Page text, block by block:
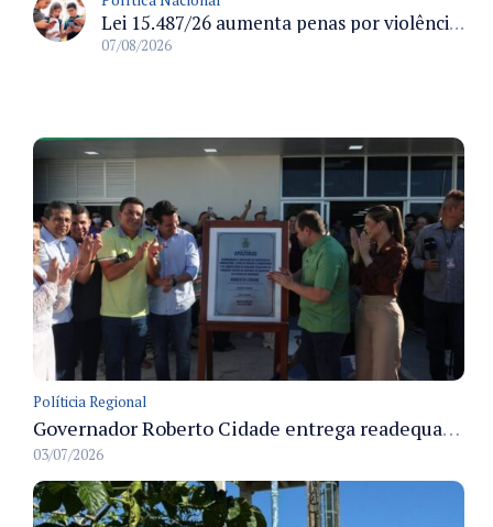
Lei 15.487/26 aumenta penas por violência sexual digital contra crianças e adolescentes e autoriza ronda virtual para investigação
07/08/2026
Políticia Regional
Governador Roberto Cidade entrega readequação do ambulatório da FCecon e amplia capacidade de atendimento oncológico em Manaus
03/07/2026